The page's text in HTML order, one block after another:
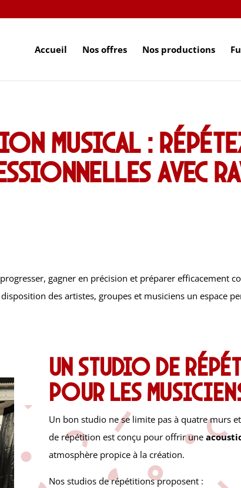
Accueil Nos offres Nos productions
musical :
avec
gagner en précision et préparer efficacement
disposition des artistes, groupes et musiciens un espace
Un studio de
pour les
Un bon studio ne se limite pas à quatre murs
de répétition est conçu pour offrir une
atmosphère propice à la création.
Nos studios de répétitions proposent :